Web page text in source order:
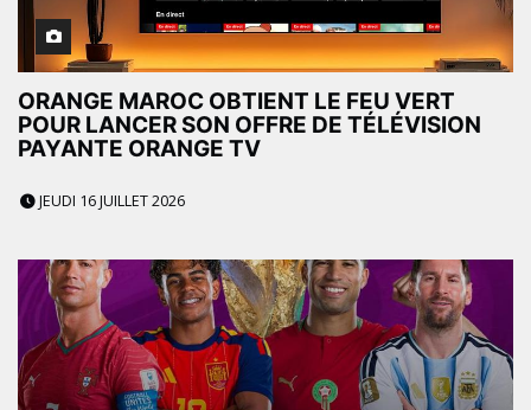
ORANGE MAROC OBTIENT LE FEU VERT
POUR LANCER SON OFFRE DE TÉLÉVISION
PAYANTE ORANGE TV
JEUDI 16 JUILLET 2026